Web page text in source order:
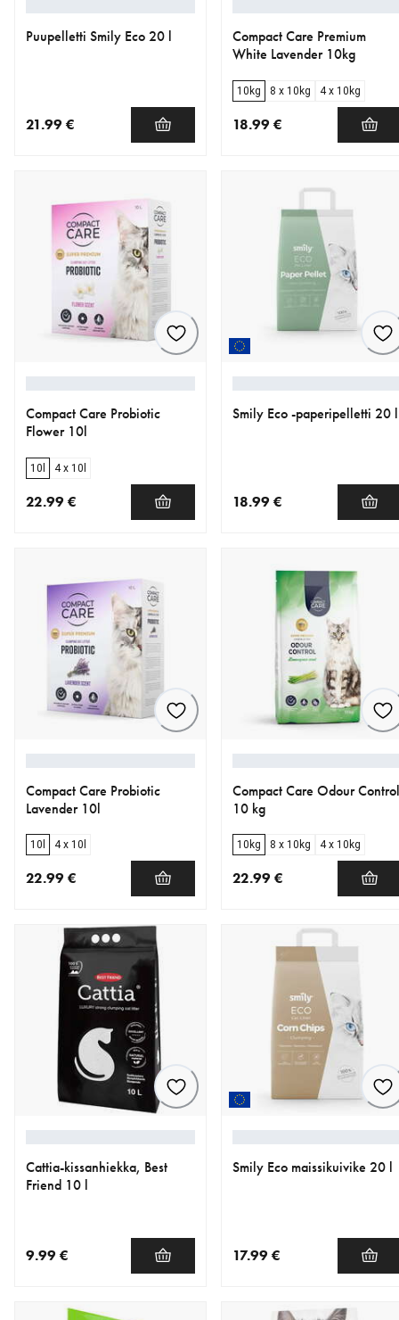
Puupelletti Smily Eco 20 l
21.99 €
Compact Care Premium
White Lavender 10kg
10kg 8 x 10kg 4 x 10kg
18.99 €
Compact Care Probiotic
Flower 10l
10l 4 x 10l
22.99 €
Smily Eco -paperipelletti 20 l
18.99 €
Compact Care Probiotic
Lavender 10l
10l 4 x 10l
22.99 €
Compact Care Odour Control
10 kg
10kg 8 x 10kg 4 x 10kg
22.99 €
Cattia-kissanhiekka, Best
Friend 10 l
9.99 €
Smily Eco maissikuivike 20 l
17.99 €